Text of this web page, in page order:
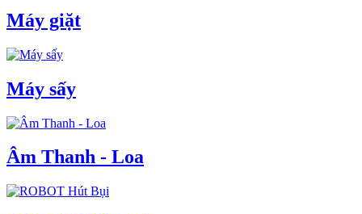
Máy giặt
Máy sấy
Âm Thanh - Loa